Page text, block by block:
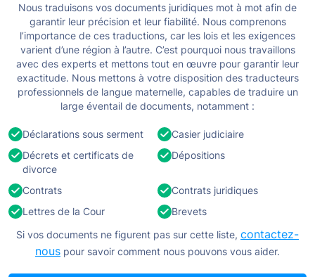
Nous traduisons vos documents juridiques mot à mot afin de
garantir leur précision et leur fiabilité. Nous comprenons
l’importance de ces traductions, car les lois et les exigences
varient d’une région à l’autre. C’est pourquoi nous travaillons
avec des experts et mettons tout en œuvre pour garantir leur
exactitude. Nous mettons à votre disposition des traducteurs
professionnels de langue maternelle, capables de traduire un
large éventail de documents, notamment :
Déclarations sous serment
Casier judiciaire
Décrets et certificats de
divorce
Dépositions
Contrats
Contrats juridiques
Lettres de la Cour
Brevets
Si vos documents ne figurent pas sur cette liste, contactez-
nous pour savoir comment nous pouvons vous aider.